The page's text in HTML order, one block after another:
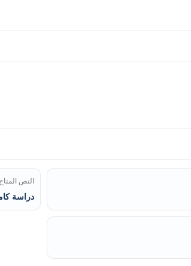
النص المتاح
دراسة